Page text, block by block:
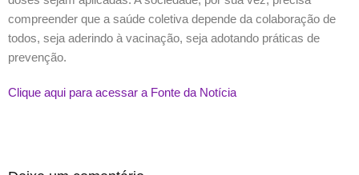
compreender que a saúde coletiva depende da colaboração de
todos, seja aderindo à vacinação, seja adotando práticas de
prevenção.
Clique aqui para acessar a Fonte da Notícia